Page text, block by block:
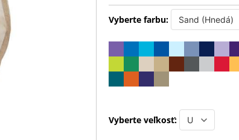
Vyberte farbu:
Vyberte veľkosť: